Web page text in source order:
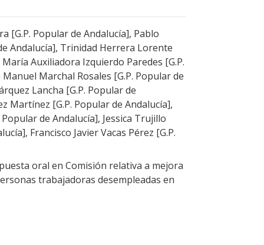
[G.P. Popular de Andalucía], Pablo
Andalucía], Trinidad Herrera Lorente
Auxiliadora Izquierdo Paredes [G.P.
Marchal Rosales [G.P. Popular de
Lancha [G.P. Popular de
Martínez [G.P. Popular de Andalucía],
de Andalucía], Jessica Trujillo
Francisco Javier Vacas Pérez [G.P.
oral en Comisión relativa a mejora
trabajadoras desempleadas en